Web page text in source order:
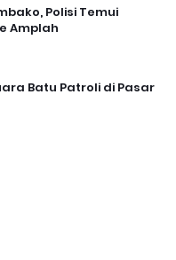
Polisi Temui
Amplah
Batu Patroli di Pasar